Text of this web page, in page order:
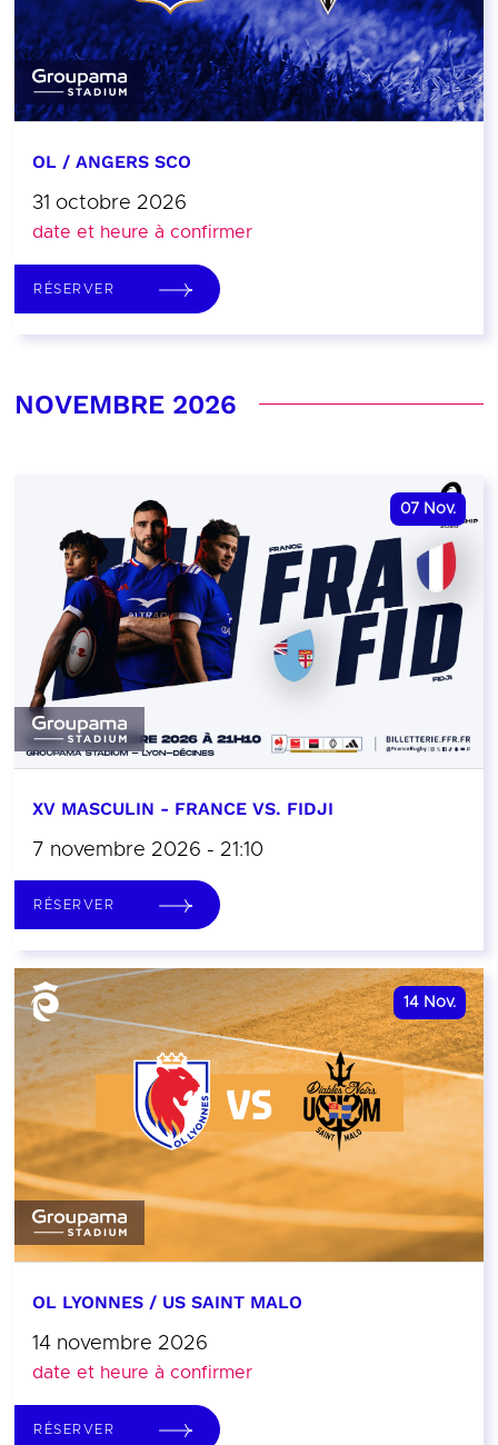
OL / ANGERS SCO
31 octobre 2026
date et heure à confirmer
RÉSERVER
NOVEMBRE 2026
07 Nov.
XV MASCULIN - FRANCE VS. FIDJI
7 novembre 2026 - 21:10
RÉSERVER
14 Nov.
OL LYONNES / US SAINT MALO
14 novembre 2026
date et heure à confirmer
RÉSERVER